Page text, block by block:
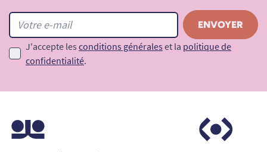
J'accepte les conditions générales et la politique de
confidentialité.